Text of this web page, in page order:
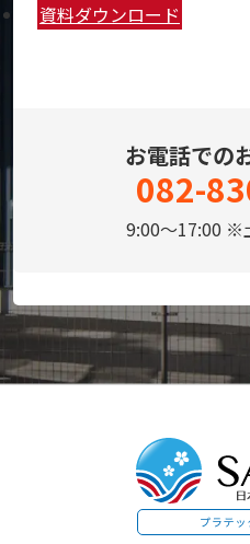
資料ダウンロード
お電話での
082-
9:00～17:00 ※